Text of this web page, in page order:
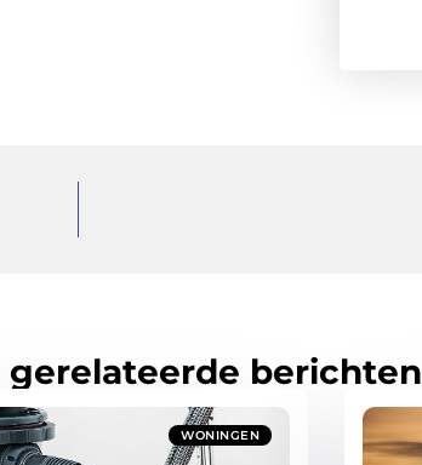
gerelateerde berichten
WONINGEN